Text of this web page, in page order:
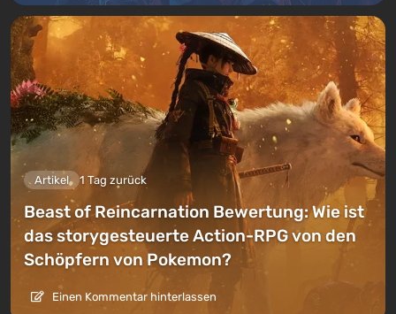
Artikel 1 Tag zurück
Beast of Reincarnation Bewertung: Wie ist
das storygesteuerte Action-RPG von den
Schöpfern von Pokemon?
Einen Kommentar hinterlassen